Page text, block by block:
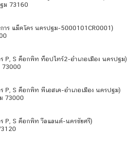
ม 73160
าร แม็คโคร นครปฐม-5000101CR0001)
P, S ค็อกพิท ท็อปไทร์2-อำเภอเมือง นครปฐม)
73000
P, S ค็อกพิท พีเอสเค-อำเภอเมือง นครปฐม)
73000
P, S ค็อกพิท วีลแลนด์-นครชัยศรี)